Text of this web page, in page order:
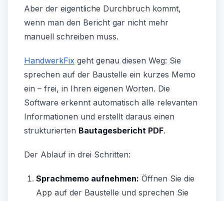
Aber der eigentliche Durchbruch kommt,
wenn man den Bericht gar nicht mehr
manuell schreiben muss.
HandwerkFix geht genau diesen Weg: Sie
sprechen auf der Baustelle ein kurzes Memo
ein – frei, in Ihren eigenen Worten. Die
Software erkennt automatisch alle relevanten
Informationen und erstellt daraus einen
strukturierten Bautagesbericht PDF.
Der Ablauf in drei Schritten:
Sprachmemo aufnehmen: Öffnen Sie die
App auf der Baustelle und sprechen Sie